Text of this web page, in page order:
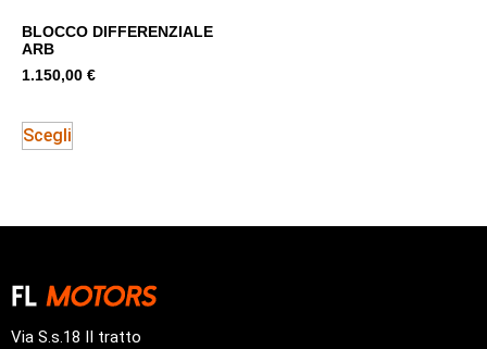
BLOCCO DIFFERENZIALE
ARB
1.150,00 €
Scegli
Via S.s.18 II tratto